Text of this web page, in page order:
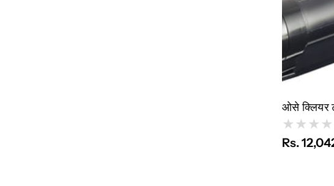
ओसे क्लियर
Rs.